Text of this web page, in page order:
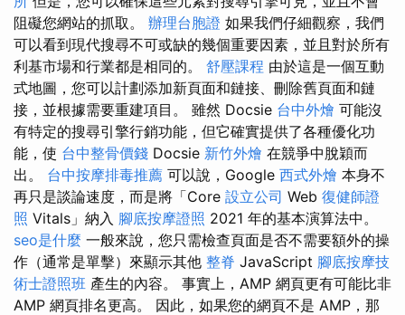
阻礙您網站的抓取。 辦理台胞證 如果我們仔細觀察，我們
可以看到現代搜尋不可或缺的幾個重要因素，並且對於所有
利基市場和行業都是相同的。 舒壓課程 由於這是一個互動
式地圖，您可以計劃添加新頁面和鏈接、刪除舊頁面和鏈
接，並根據需要重建項目。 雖然 Docsie 台中外燴 可能沒
有特定的搜尋引擎行銷功能，但它確實提供了各種優化功
能，使 台中整骨價錢 Docsie 新竹外燴 在競爭中脫穎而
出。 台中按摩排毒推薦 可以說，Google 西式外燴 本身不
再只是談論速度，而是將「Core 設立公司 Web 復健師證
照 Vitals」納入 腳底按摩證照 2021 年的基本演算法中。
seo是什麼 一般來說，您只需檢查頁面是否不需要額外的操
作（通常是單擊）來顯示其他 整脊 JavaScript 腳底按摩技
術士證照班 產生的內容。 事實上，AMP 網頁更有可能比非
AMP 網頁排名更高。 因此，如果您的網頁不是 AMP，那